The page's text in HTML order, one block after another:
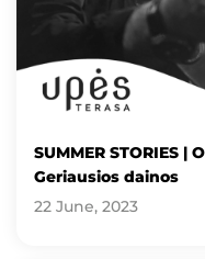
SUMMER STORIES
Geriausios dainos
22 June, 2023